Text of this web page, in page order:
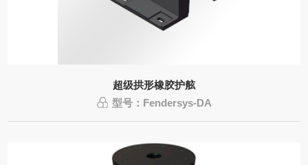
超级拱形橡胶护舷
型号：Fendersys-DA